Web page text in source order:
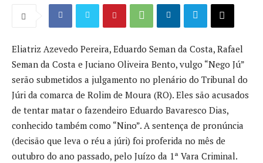
Eliatriz Azevedo Pereira, Eduardo Seman da Costa, Rafael
Seman da Costa e Juciano Oliveira Bento, vulgo “Nego Jú”
serão submetidos a julgamento no plenário do Tribunal do
Júri da comarca de Rolim de Moura (RO). Eles são acusados
de tentar matar o fazendeiro Eduardo Bavaresco Dias,
conhecido também como “Nino”. A sentença de pronúncia
(decisão que leva o réu a júri) foi proferida no mês de
outubro do ano passado, pelo Juízo da 1ª Vara Criminal.